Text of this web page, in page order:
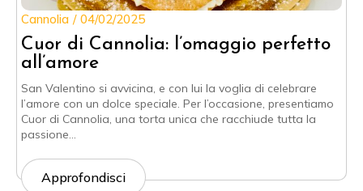
Cuor di Cannolia: l’omaggio perfetto
all’amore
Cannolia 04/02/2025
San Valentino si avvicina, e con lui la voglia di celebrare
l’amore con un dolce speciale. Per l’occasione, presentiamo
Cuor di Cannolia, una torta unica che racchiude tutta la
passione…
Approfondisci